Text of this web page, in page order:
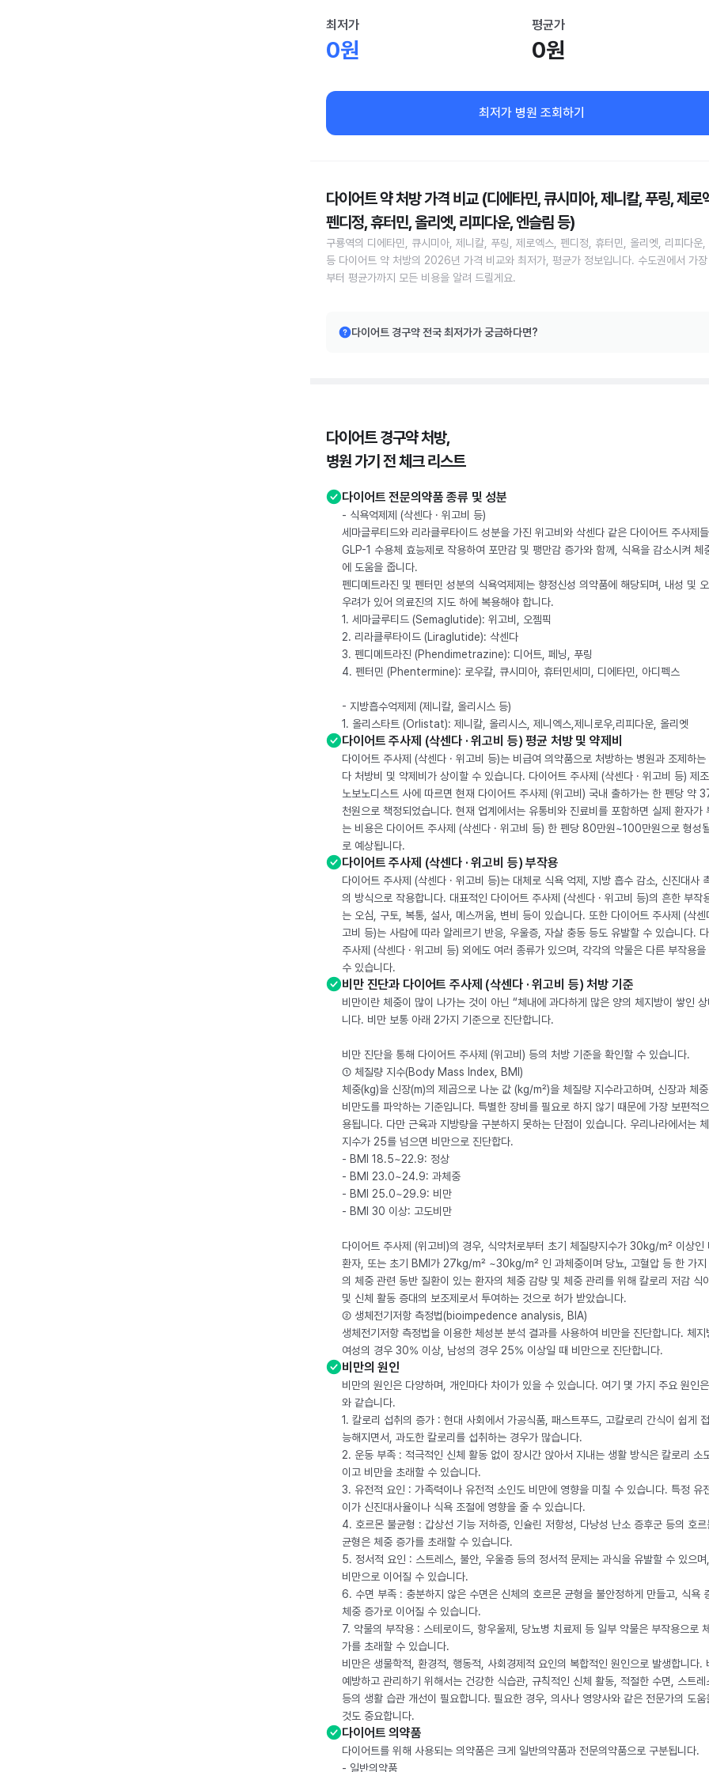
최저가
0원
평균가
0원
최저가 병원 조회하기
다이어트 약 처방 가격 비교 (디에타민, 큐시미아, 제니칼, 푸링, 제로
펜디정, 휴터민, 올리엣, 리피다운, 엔슬림 등)
구룡역의 디에타민, 큐시미아, 제니칼, 푸링, 제로엑스, 펜디정, 휴터민, 올리엣, 리피다운,
등 다이어트 약 처방의 2026년 가격 비교와 최저가, 평균가 정보입니다. 수도권에서 가
부터 평균가까지 모든 비용을 알려 드릴게요.
다이어트 경구약 전국 최저가가 궁금하다면?
다이어트 경구약 처방,
병원 가기 전 체크 리스트
다이어트 전문의약품 종류 및 성분
- 식욕억제제 (삭센다 · 위고비 등)
세마글루티드와 리라클루타이드 성분을 가진 위고비와 삭센다 같은 다이어트 주사제
GLP-1 수용체 효능제로 작용하여 포만감 및 팽만감 증가와 함께, 식욕을 감소시켜 체
에 도움을 줍니다.
펜디메트라진 및 펜터민 성분의 식욕억제제는 향정신성 의약품에 해당되며, 내성 및 오
우려가 있어 의료진의 지도 하에 복용해야 합니다.
1. 세마글루티드 (Semaglutide): 위고비, 오젬픽
2. 리라클루타이드 (Liraglutide): 삭센다
3. 펜디메트라진 (Phendimetrazine): 디어트, 페닝, 푸링
4. 펜터민 (Phentermine): 로우칼, 큐시미아, 휴터민세미, 디에타민, 아디펙스
- 지방흡수억제제 (제니칼, 올리시스 등)
1. 올리스타트 (Orlistat): 제니칼, 올리시스, 제니엑스,제니로우,리피다운, 올리엣
다이어트 주사제 (삭센다 · 위고비 등) 평균 처방 및 약제비
다이어트 주사제 (삭센다 · 위고비 등)는 비급여 의약품으로 처방하는 병원과 조제하는
다 처방비 및 약제비가 상이할 수 있습니다. 다이어트 주사제 (삭센다 · 위고비 등) 제
노보노디스트 사에 따르면 현재 다이어트 주사제 (위고비) 국내 출하가는 한 펜당 약
천원으로 책정되었습니다. 현재 업계에서는 유통비와 진료비를 포함하면 실제 환자가
는 비용은 다이어트 주사제 (삭센다 · 위고비 등) 한 펜당 80만원~100만원으로 형성
로 예상됩니다.
다이어트 주사제 (삭센다 · 위고비 등) 부작용
다이어트 주사제 (삭센다 · 위고비 등)는 대체로 식욕 억제, 지방 흡수 감소, 신진대사
의 방식으로 작용합니다. 대표적인 다이어트 주사제 (삭센다 · 위고비 등)의 흔한 부작
는 오심, 구토, 복통, 설사, 메스꺼움, 변비 등이 있습니다. 또한 다이어트 주사제 (삭센
고비 등)는 사람에 따라 알레르기 반응, 우울증, 자살 충동 등도 유발할 수 있습니다.
주사제 (삭센다 · 위고비 등) 외에도 여러 종류가 있으며, 각각의 약물은 다른 부작용을
수 있습니다.
비만 진단과 다이어트 주사제 (삭센다 · 위고비 등) 처방 기준
비만이란 체중이 많이 나가는 것이 아닌 “체내에 과다하게 많은 양의 체지방이 쌓인 상
니다. 비만 보통 아래 2가지 기준으로 진단합니다.
비만 진단을 통해 다이어트 주사제 (위고비) 등의 처방 기준을 확인할 수 있습니다.
① 체질량 지수(Body Mass Index, BMI)
체중(kg)을 신장(m)의 제곱으로 나눈 값 (kg/m²)을 체질량 지수라고하며, 신장과 체
비만도를 파악하는 기준입니다. 특별한 장비를 필요로 하지 않기 때문에 가장 보편적
용됩니다. 다만 근육과 지방량을 구분하지 못하는 단점이 있습니다. 우리나라에서는
지수가 25를 넘으면 비만으로 진단합다.
- BMI 18.5~22.9: 정상
- BMI 23.0~24.9: 과체중
- BMI 25.0~29.9: 비만
- BMI 30 이상: 고도비만
다이어트 주사제 (위고비)의 경우, 식약처로부터 초기 체질량지수가 30kg/m² 이상인
환자, 또는 초기 BMI가 27kg/m² ~30kg/m² 인 과체중이며 당뇨, 고혈압 등 한 가지
의 체중 관련 동반 질환이 있는 환자의 체중 감량 및 체중 관리를 위해 칼로리 저감 식
및 신체 활동 증대의 보조제로서 투여하는 것으로 허가 받았습니다.
② 생체전기저항 측정법(bioimpedence analysis, BIA)
생체전기저항 측정법을 이용한 체성분 분석 결과를 사용하여 비만을 진단합니다. 체지
여성의 경우 30% 이상, 남성의 경우 25% 이상일 때 비만으로 진단합니다.
비만의 원인
비만의 원인은 다양하며, 개인마다 차이가 있을 수 있습니다. 여기 몇 가지 주요 원인
와 같습니다.
1. 칼로리 섭취의 증가 : 현대 사회에서 가공식품, 패스트푸드, 고칼로리 간식이 쉽게
능해지면서, 과도한 칼로리를 섭취하는 경우가 많습니다.
2. 운동 부족 : 적극적인 신체 활동 없이 장시간 앉아서 지내는 생활 방식은 칼로리 소
이고 비만을 초래할 수 있습니다.
3. 유전적 요인 : 가족력이나 유전적 소인도 비만에 영향을 미칠 수 있습니다. 특정 유
이가 신진대사율이나 식욕 조절에 영향을 줄 수 있습니다.
4. 호르몬 불균형 : 갑상선 기능 저하증, 인슐린 저항성, 다낭성 난소 증후군 등의 호르
균형은 체중 증가를 초래할 수 있습니다.
5. 정서적 요인 : 스트레스, 불안, 우울증 등의 정서적 문제는 과식을 유발할 수 있으
비만으로 이어질 수 있습니다.
6. 수면 부족 : 충분하지 않은 수면은 신체의 호르몬 균형을 불안정하게 만들고, 식욕
체중 증가로 이어질 수 있습니다.
7. 약물의 부작용 : 스테로이드, 항우울제, 당뇨병 치료제 등 일부 약물은 부작용으로
가를 초래할 수 있습니다.
비만은 생물학적, 환경적, 행동적, 사회경제적 요인의 복합적인 원인으로 발생합니다.
예방하고 관리하기 위해서는 건강한 식습관, 규칙적인 신체 활동, 적절한 수면, 스트레
등의 생활 습관 개선이 필요합니다. 필요한 경우, 의사나 영양사와 같은 전문가의 도움
것도 중요합니다.
다이어트 의약품
다이어트를 위해 사용되는 의약품은 크게 일반의약품과 전문의약품으로 구분됩니다.
- 일반의약품